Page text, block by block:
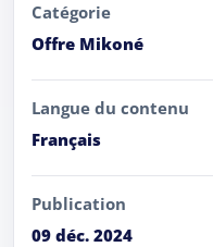
Catégorie
Offre Mikoné
Langue du contenu
Français
Publication
09 déc. 2024